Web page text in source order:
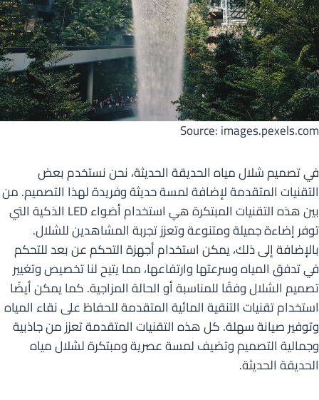
Source: images.pexels.com
في تصميم شلال مياه الحديقة الحديثة، نحن نستخدم بعض
التقنيات المتقدمة لإضافة لمسة حديثة وفريدة لهذا التصميم. من
بين هذه التقنيات المبتكرة هي استخدام أضواء LED الذكية التي
توفر إضاءة جميلة ومتنوعة وتعزز تجربة المشاهدين للشلال.
بالإضافة إلى ذلك، يمكن استخدام أجهزة التحكم عن بعد للتحكم
في تدفق المياه وسرعتها وارتفاعها، مما يتيح لنا تخصيص وتغيير
تصميم الشلال وفقًا للمناسبة أو الحالة المزاجية. كما يمكن أيضًا
استخدام تقنيات التنقية المائية المتقدمة للحفاظ على نقاء المياه
وتوفير صيانة سهلة. كل هذه التقنيات المتقدمة تعزز من جاذبية
وجمالية التصميم وتضيف لمسة عصرية ومبتكرة لشلال مياه
الحديقة الحديثة.